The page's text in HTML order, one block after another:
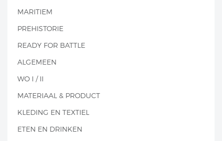
MARITIEM
PREHISTORIE
READY FOR BATTLE
ALGEMEEN
WO I / II
MATERIAAL & PRODUCT
KLEDING EN TEXTIEL
ETEN EN DRINKEN